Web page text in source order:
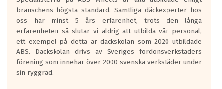
längsta.
Inga D eller G betyg delas ut för
personbilar och lätta lastbilar.
Betyget sätts efter ett test där däcken
skall bromsa in på en väg där det ligger
0.5-1.5 mm vatten.
I 80km/h kommer skillnaden på
branschens högsta standard. Samtliga däckexperter hos
oss har minst 5 års erfarenhet, trots den långa
erfarenheten så slutar vi aldrig att utbilda vår personal,
ett exempel på detta är däckskolan som 2020 utbildade
ABS. Däckskolan drivs av Sveriges fordonsverkstäders
förening som innehar över 2000 svenska verkstäder under
sin ryggrad.